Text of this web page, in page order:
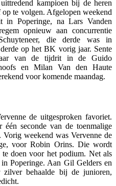
kampioen bij de heren
te volgen. Afgelopen weekend
Poperinge, na Lars Vanden
opnieuw aan concurrentie
die derde was in
op het BK vorig jaar. Sente
van de tijdrit in de Guido
en Milan Van den Haute
voor komende maandag.
de uitgesproken favoriet.
seconde van de toenmalige
weekend was Vervenne de
voor Robin Orins. Die wordt
doen voor het podium. Net als
Poperinge. Aan Gil Gelders en
zilver behaalde bij de junioren,